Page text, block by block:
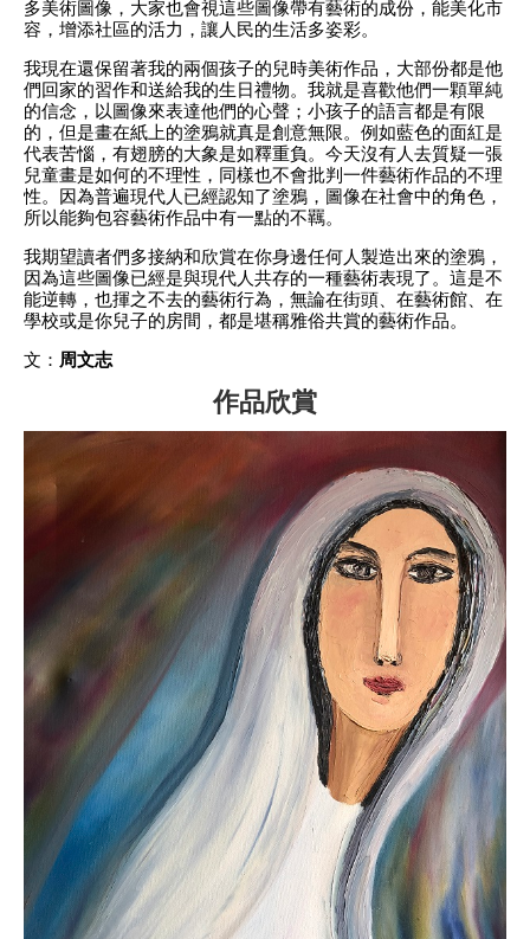
多美術圖像，大家也會視這些圖像帶有藝術的成份，能美化市
容，增添社區的活力，讓人民的生活多姿彩。
我現在還保留著我的兩個孩子的兒時美術作品，大部份都是他
們回家的習作和送給我的生日禮物。我就是喜歡他們一顆單純
的信念，以圖像來表達他們的心聲；小孩子的語言都是有限
的，但是畫在紙上的塗鴉就真是創意無限。例如藍色的面紅是
代表苦惱，有翅膀的大象是如釋重負。今天沒有人去質疑一張
兒童畫是如何的不理性，同樣也不會批判一件藝術作品的不理
性。因為普遍現代人已經認知了塗鴉，圖像在社會中的角色，
所以能夠包容藝術作品中有一點的不羈。
我期望讀者們多接納和欣賞在你身邊任何人製造出來的塗鴉，
因為這些圖像已經是與現代人共存的一種藝術表現了。這是不
能逆轉，也揮之不去的藝術行為，無論在街頭、在藝術館、在
學校或是你兒子的房間，都是堪稱雅俗共賞的藝術作品。
文： 周文志
作品欣賞